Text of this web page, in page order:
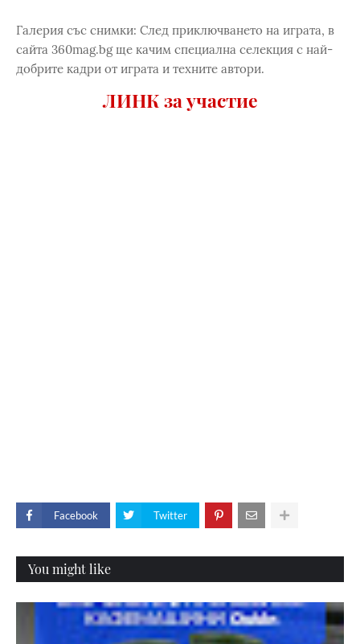
Галерия със снимки: След приключването на играта, в
сайта 360mag.bg ще качим специална селекция с най-
добрите кадри от играта и техните автори.
ЛИНК за участие
Facebook Twitter
You might like